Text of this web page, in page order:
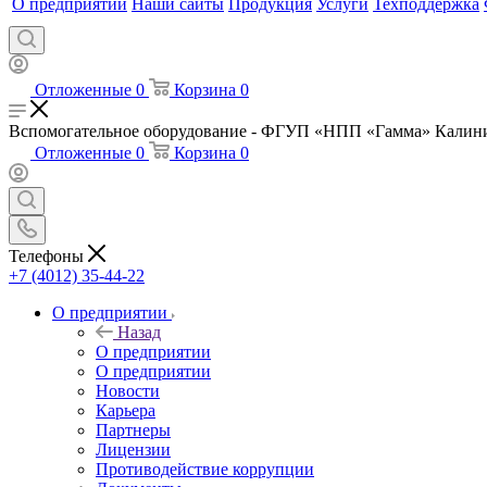
О предприятии Наши сайты Продукция Услуги Техподдержка
Отложенные 0 Корзина 0
Вспомогательное оборудование - ФГУП «НПП «Гамма»
Отложенные 0 Корзина 0
Телефоны
+7 (4012) 35-44-22
О предприятии
Назад
О предприятии
О предприятии
Новости
Карьера
Партнеры
Лицензии
Противодействие коррупции